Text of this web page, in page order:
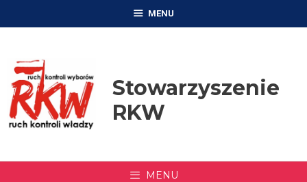
MENU
Stowarzyszenie
RKW
MENU